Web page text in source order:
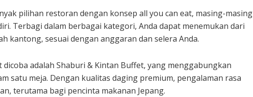
pilihan restoran dengan konsep all you can eat, masing-masing
Terbagi dalam berbagai kategori, Anda dapat menemukan dari
kantong, sesuai dengan anggaran dan selera Anda.
adalah Shaburi & Kintan Buffet, yang menggabungkan
satu meja. Dengan kualitas daging premium, pengalaman rasa
terutama bagi pencinta makanan Jepang.